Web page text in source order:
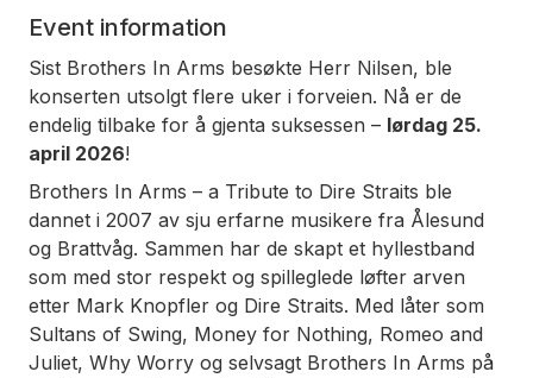
Event information
Sist Brothers In Arms besøkte Herr Nilsen, ble
konserten utsolgt flere uker i forveien. Nå er de
endelig tilbake for å gjenta suksessen – lørdag 25.
april 2026!
Brothers In Arms – a Tribute to Dire Straits ble
dannet i 2007 av sju erfarne musikere fra Ålesund
og Brattvåg. Sammen har de skapt et hyllestband
som med stor respekt og spilleglede løfter arven
etter Mark Knopfler og Dire Straits. Med låter som
Sultans of Swing, Money for Nothing, Romeo and
Juliet, Why Worry og selvsagt Brothers In Arms på